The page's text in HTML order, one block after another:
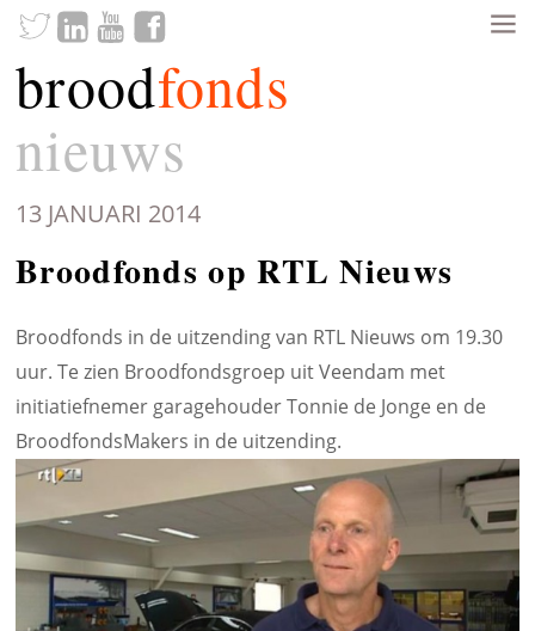
broodfonds
nieuws
13 JANUARI 2014
Broodfonds op RTL Nieuws
Broodfonds in de uitzending van RTL Nieuws om 19.30
uur. Te zien Broodfondsgroep uit Veendam met
initiatiefnemer garagehouder Tonnie de Jonge en de
BroodfondsMakers in de uitzending.